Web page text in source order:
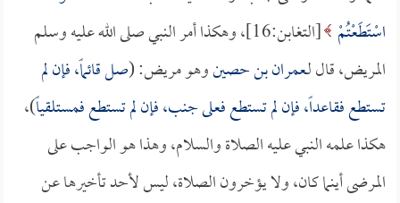
اسْتَطَعْتُمْ
[التغابن:16]، وهكذا أمر النبي صلى الله عليه وسلم
المريض، قال لـعمران بن حصينوهو مريض: (صل قائماً، فإن لم
تستطع فقاعداً، فإن لم تستطع فعلى جنب، فإن لم تستطع فمستلقياً)،
هكذا علمه النبي عليه الصلاة والسلام، وهذا هو الواجب على
المرضى أينما كان، ولا يؤخرون الصلاة، ليس لأحد تأخيرها عن